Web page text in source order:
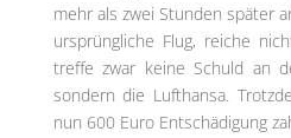
mehr als zwei Stunden später
ursprüngliche Flug, reiche
treffe zwar keine Schuld an
sondern die Lufthansa.
nun 600 Euro Entschädigung